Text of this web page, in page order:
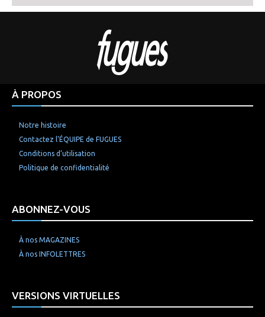
À PROPOS
Notre histoire
Contactez l’ÉQUIPE de FUGUES
Conditions d’utilisation
Politique de confidentialité
ABONNEZ-VOUS
À nos MAGAZINES
À nos INFOLETTRES
VERSIONS VIRTUELLES